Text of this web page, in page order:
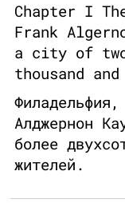
Chapter I
Frank
a city of
thousand and
Алджернон
более
жителей.